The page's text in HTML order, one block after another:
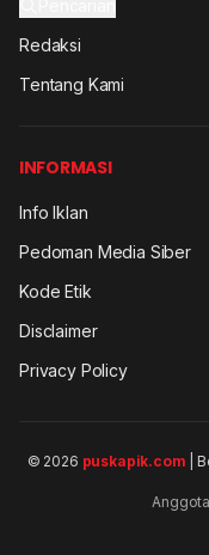
Redaksi
Tentang Kami
INFORMASI
Info Iklan
Pedoman Media Siber
Kode Etik
Disclaimer
Privacy Policy
© 2026 puskapik.com |